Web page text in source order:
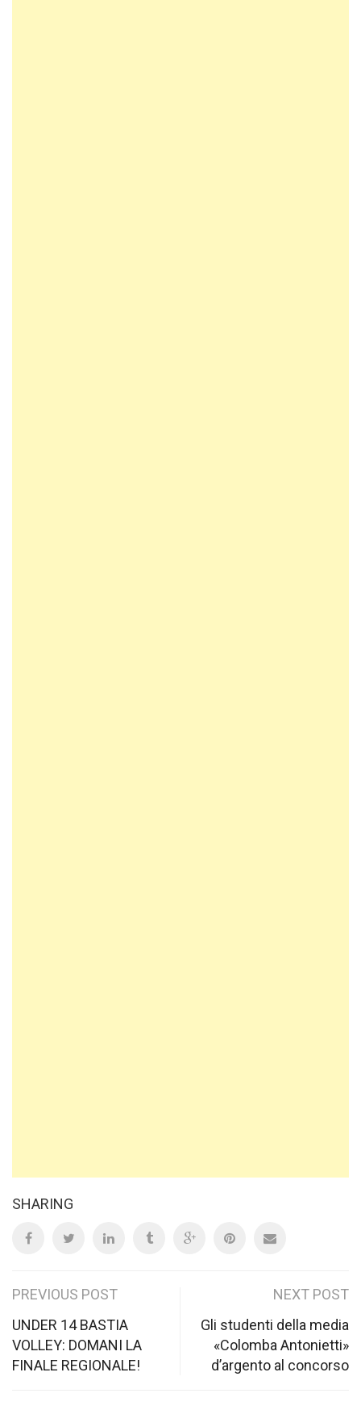
SHARING
Post
navigation
PREVIOUS POST
UNDER 14 BASTIA
VOLLEY: DOMANI LA
FINALE REGIONALE!
NEXT POST
Gli studenti della media
«Colomba Antonietti»
d’argento al concorso